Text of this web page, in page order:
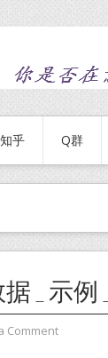
乎 Q群
据_示例
Comment